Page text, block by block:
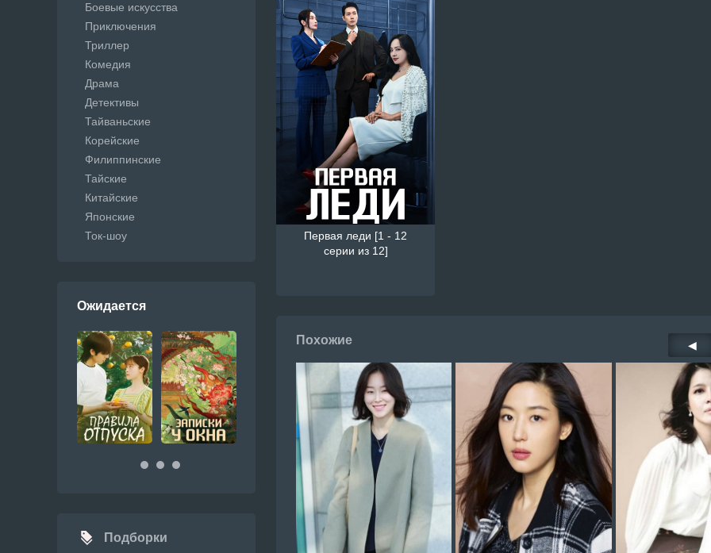
Первая леди [1 - 12
серии из 12]
Похожие ◀
Боевые искусства
Приключения
Триллер
Комедия
Драма
Детективы
Тайваньские
Корейские
Филиппинские
Тайские
Китайские
Японские
Ток-шоу
Ожидается
Подборки